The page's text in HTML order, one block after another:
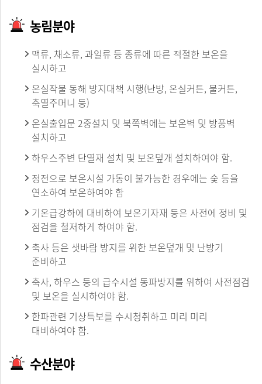
농림분야
맥류, 채소류, 과일류 등 종류에 따른 적절한 보온을
실시하고
온실작물 동해 방지대책 시행(난방, 온실커튼, 물커튼,
축열주머니 등)
온실출입문 2중설치 및 북쪽벽에는 보온벽 및 방풍벽
설치하고
하우스주변 단열재 설치 및 보온덮개 설치하여야 함.
정전으로 보온시설 가동이 불가능한 경우에는 숯 등을
연소하여 보온하여야 함
기온급강하에 대비하여 보온기자재 등은 사전에 정비 및
점검을 철저하게 하여야 함.
축사 등은 샛바람 방지를 위한 보온덮개 및 난방기
준비하고
축사, 하우스 등의 급수시설 동파방지를 위하여 사전점검
및 보온을 실시하여야 함.
한파관련 기상특보를 수시청취하고 미리 미리
대비하여야 함.
수산분야